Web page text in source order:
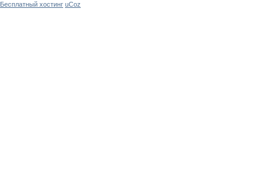
Бесплатный хостинг uCoz